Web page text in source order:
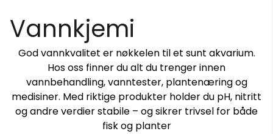
Vannkjemi
God vannkvalitet er nøkkelen til et sunt akvarium.
Hos oss finner du alt du trenger innen
vannbehandling,vanntester, plantenæringog
medisiner. Med riktige produkter holder du pH, nitritt
og andre verdier stabile – og sikrer trivsel for både
fisk og planter